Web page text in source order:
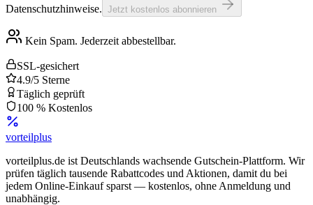
Datenschutzhinweise. Jetzt kostenlos abonnieren
Kein Spam. Jederzeit abbestellbar.
SSL-gesichert
4.9/5 Sterne
Täglich geprüft
100 % Kostenlos
vorteilplus
vorteilplus.de ist Deutschlands wachsende Gutschein-Plattform. Wir
prüfen täglich tausende Rabattcodes und Aktionen, damit du bei
jedem Online-Einkauf sparst — kostenlos, ohne Anmeldung und
unabhängig.